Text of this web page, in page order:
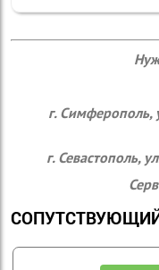
г.
г. Севастополь,